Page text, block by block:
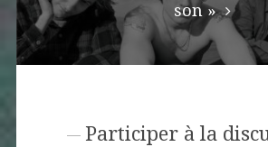
son »
Participer à la